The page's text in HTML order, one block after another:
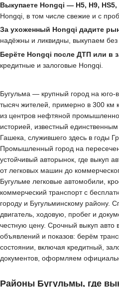
Выкупаете Hongqi — H5, H9, HS5,
Hongqi, в том числе свежие и с
За ухоженный Hongqi дадите
надёжны и ликвидны, выкупаем без
Берёте Hongqi после ДТП или в
кредитные и залоговые Hongqi.
Бугульма — крупный город на юго-
тысяч жителей, примерно в 300 км
из центров нефтяной
историей, известный
Гашека, служившего здесь в годы
Промышленный город на
устойчивый авторынок, где выкуп
от легковых машин до
Бугульме легковые автомобили,
коммерческий транспорт с
городу и Бугульминскому району.
двигатель, ходовую, пробег и
честную цену. Срочный выкуп авто
объявлений и показов: берём
состоянии, включая кредитный,
документов, оформляем
Районы Бугульмы, где